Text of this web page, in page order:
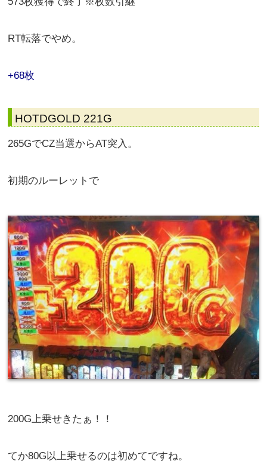
RT転落でやめ。
+68枚
HOTDGOLD 221G
265GでCZ当選からAT突入。
初期のルーレットで
200G上乗せきたぁ！！
てか80G以上乗せるのは初めてですね。